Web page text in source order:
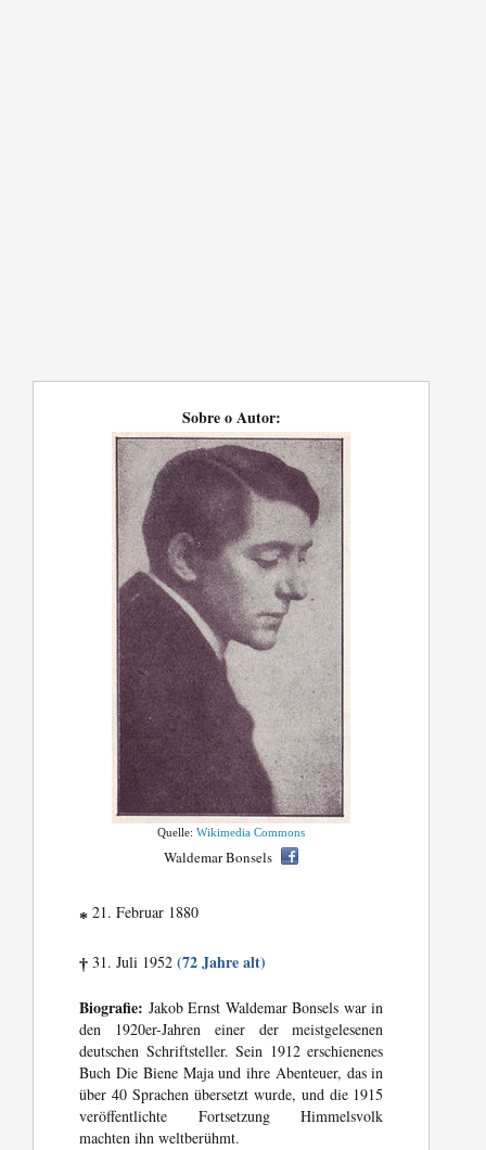
Sobre o Autor:
Quelle:Wikimedia Commons
Waldemar Bonsels
* 21. Februar 1880
† 31. Juli 1952(72 Jahre alt)
Biografie: Jakob Ernst Waldemar Bonsels war in
den 1920er-Jahren einer der meistgelesenen
deutschen Schriftsteller. Sein 1912 erschienenes
Buch Die Biene Maja und ihre Abenteuer, das in
über 40 Sprachen übersetzt wurde, und die 1915
veröffentlichte Fortsetzung Himmelsvolk
machten ihn weltberühmt.